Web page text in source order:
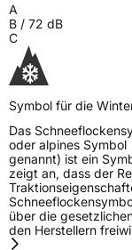
A
B / 72 dB
C
Symbol für die
Das
oder alpines Symbol
genannt) ist ein
zeigt an, dass der
über die
den Herstellern